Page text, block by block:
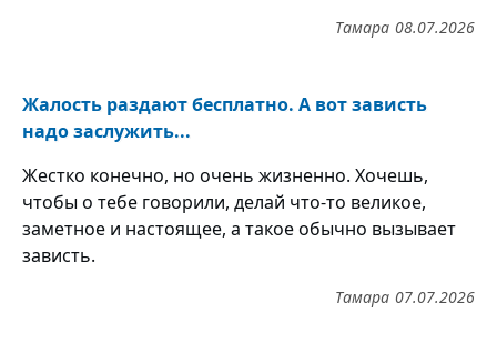
08.07.2026
Тамара
Жалость раздают бесплатно. А вот зависть
надо заслужить...
Жестко конечно, но очень жизненно. Хочешь,
чтобы о тебе говорили, делай что-то великое,
заметное и настоящее, а такое обычно вызывает
зависть.
07.07.2026
Тамара